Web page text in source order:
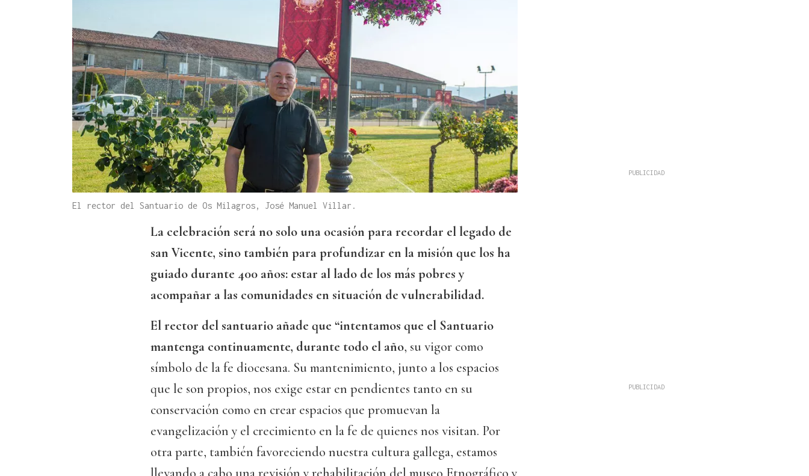
El rector del Santuario de Os Milagros, José Manuel Villar.
La celebración será no solo una ocasión para recordar el legado de
san Vicente, sino también para profundizar en la misión que los ha
guiado durante 400 años: estar al lado de los más pobres y
acompañar a las comunidades en situación de vulnerabilidad.
El rector del santuario añade que “intentamos que el Santuario
mantenga continuamente, durante todo el año, su vigor como
símbolo de la fe diocesana. Su mantenimiento, junto a los espacios
que le son propios, nos exige estar en pendientes tanto en su
conservación como en crear espacios que promuevan la
evangelización y el crecimiento en la fe de quienes nos visitan. Por
otra parte, también favoreciendo nuestra cultura gallega, estamos